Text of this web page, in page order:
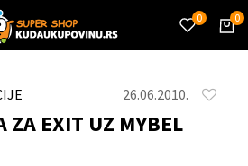
0
0
26.06.2010.
ZA EXIT UZ MYBEL